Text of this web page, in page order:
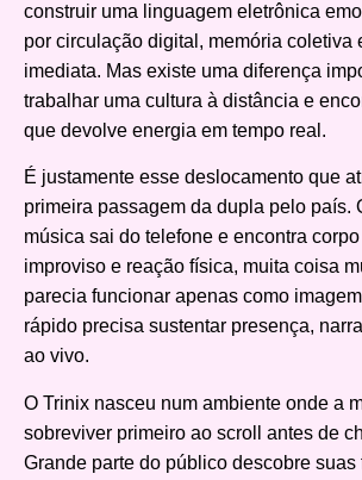
construir uma linguagem eletrônica
por circulação digital, memória coletiva
imediata. Mas existe uma diferença
trabalhar uma cultura à distância e
que devolve energia em tempo real.
É justamente esse deslocamento que
primeira passagem da dupla pelo país.
música sai do telefone e encontra
improviso e reação física, muita coisa
parecia funcionar apenas como
rápido precisa sustentar presença,
ao vivo.
O Trinix nasceu num ambiente onde a
sobreviver primeiro ao scroll antes de
Grande parte do público descobre